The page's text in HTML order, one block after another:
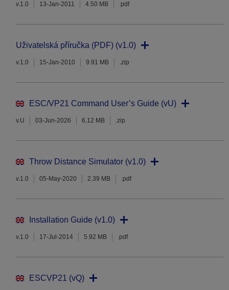
v.1.0 13-Jan-2011 4.50 MB .pdf
Uživatelská příručka (PDF) (v1.0)
v.1.0 15-Jan-2010 9.91 MB .zip
ESC/VP21 Command User’s Guide (vU)
v.U 03-Jun-2026 6.12 MB .zip
Throw Distance Simulator (v1.0)
v.1.0 05-May-2020 2.39 MB .pdf
Installation Guide (v1.0)
v.1.0 17-Jul-2014 5.92 MB .pdf
ESCVP21 (vQ)